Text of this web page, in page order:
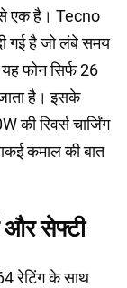
एक है। Tecno
गई है जो लंबे समय
फोन सिर्फ 26
है। इसके
रिवर्स चार्जिंग
कमाल की बात
और सेफ्टी
रेटिंग के साथ